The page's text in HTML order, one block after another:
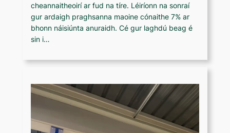
cheannaitheoirí ar fud na tíre. Léiríonn na sonraí
gur ardaigh praghsanna maoine cónaithe 7% ar
bhonn náisiúnta anuraidh. Cé gur laghdú beag é
sin i…